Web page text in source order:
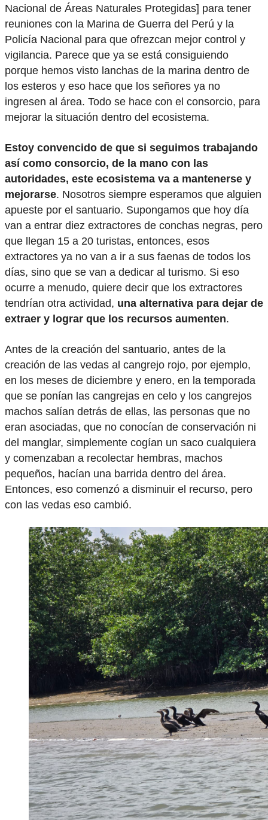
Nacional de Áreas Naturales Protegidas] para tener
reuniones con la Marina de Guerra del Perú y la
Policía Nacional para que ofrezcan mejor control y
vigilancia. Parece que ya se está consiguiendo
porque hemos visto lanchas de la marina dentro de
los esteros y eso hace que los señores ya no
ingresen al área. Todo se hace con el consorcio, para
mejorar la situación dentro del ecosistema.
Estoy convencido de que si seguimos trabajando
así como consorcio, de la mano con las
autoridades, este ecosistema va a mantenerse y
mejorarse. Nosotros siempre esperamos que alguien
apueste por el santuario. Supongamos que hoy día
van a entrar diez extractores de conchas negras, pero
que llegan 15 a 20 turistas, entonces, esos
extractores ya no van a ir a sus faenas de todos los
días, sino que se van a dedicar al turismo. Si eso
ocurre a menudo, quiere decir que los extractores
tendrían otra actividad, una alternativa para dejar de
extraer y lograr que los recursos aumenten.
Antes de la creación del santuario, antes de la
creación de las vedas al cangrejo rojo, por ejemplo,
en los meses de diciembre y enero, en la temporada
que se ponían las cangrejas en celo y los cangrejos
machos salían detrás de ellas, las personas que no
eran asociadas, que no conocían de conservación ni
del manglar, simplemente cogían un saco cualquiera
y comenzaban a recolectar hembras, machos
pequeños, hacían una barrida dentro del área.
Entonces, eso comenzó a disminuir el recurso, pero
con las vedas eso cambió.